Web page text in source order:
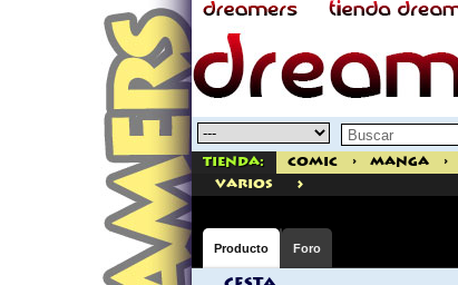
Tienda: Comic > Manga >
varios
>
Producto Foro